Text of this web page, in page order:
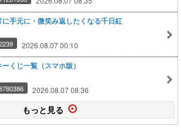
に手元に・微笑み返したくなる千日紅
2026.08.07 00:10
くじ一覧（スマホ版）
2026.08.07 08:36
もっと見る